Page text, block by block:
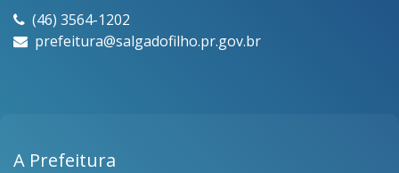
(46) 3564-1202
prefeitura@salgadofilho.pr.gov.br
A Prefeitura